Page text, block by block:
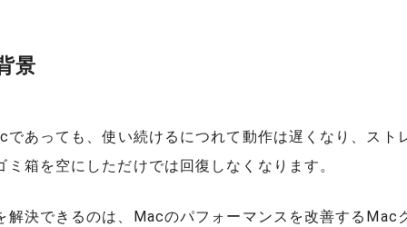
景
であっても、使い続けるにつれて動作は遅くなり、スト
ミ箱を空にしただけでは回復しなくなります。
解決できるのは、Macのパフォーマンスを改善するMac